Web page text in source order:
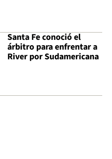
Santa Fe conoció el
árbitro para enfrentar a
River por Sudamericana